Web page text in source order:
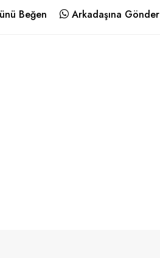
Beğen Arkadaşına Gönder